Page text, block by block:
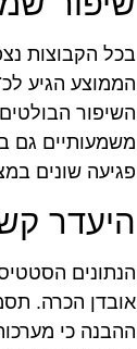
בכל הקבוצות
השיפור
משמעותיים גם
פגיעה שונים
היעדר
הנתונים
אובדן הכרה.
ההבנה כי